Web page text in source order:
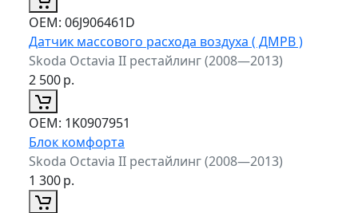
ОЕМ: 06J906461D
Датчик массового расхода воздуха ( ДМРВ )
Skoda Octavia II рестайлинг (2008—2013)
2 500р.
ОЕМ: 1K0907951
Блок комфорта
Skoda Octavia II рестайлинг (2008—2013)
1 300р.